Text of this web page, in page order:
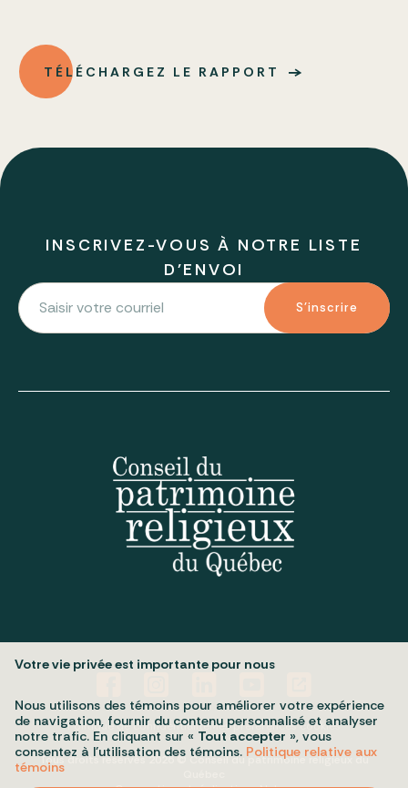
TÉLÉCHARGEZ LE RAPPORT
INSCRIVEZ-VOUS À NOTRE LISTE
D'ENVOI
S'inscrire
Politique de confidentialitéMes préférences cookies
Tous droits réservés 2026 © Conseil du patrimoine religieux du
Votre vie privée est importante pour nous
Nous utilisons des témoins pour améliorer votre expérience
de navigation, fournir du contenu personnalisé et analyser
notre trafic. En cliquant sur « Tout accepter », vous
consentez à l’utilisation des témoins. Politique relative aux
témoins